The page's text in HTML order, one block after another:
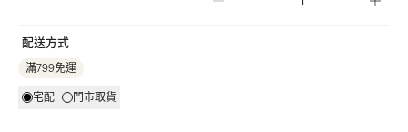
配送方式
滿799免運
宅配 門市取貨